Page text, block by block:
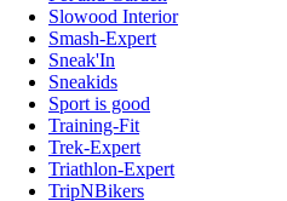
Slowood Interior
Smash-Expert
Sneak'In
Sneakids
Sport is good
Training-Fit
Trek-Expert
Triathlon-Expert
TripNBikers